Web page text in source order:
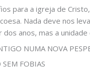
para a igreja de
Nada deve nos
anos, mas a
NUMA NOVA
FOBIAS